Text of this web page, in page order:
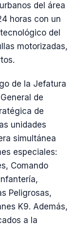
del área
horas con un
del
motorizadas,
de la Jefatura
de
de
unidades
simultánea
especiales:
Comando
Peligrosas,
K9. Además,
a la